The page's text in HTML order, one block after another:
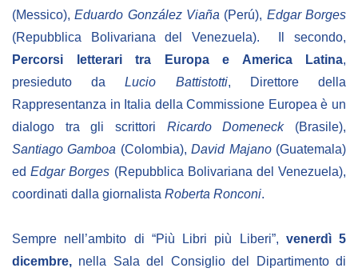
(Messico),Eduardo González Viaña (Perú), Edgar Borges
(Repubblica Bolivariana del Venezuela). Il secondo,
Percorsi letterari tra Europa e America Latina,
presieduto daLucio Battistotti, Direttore della
Rappresentanza in Italia della Commissione Europea è un
dialogo tra gli scrittori Ricardo Domeneck(Brasile),
Santiago Gamboa (Colombia),David Majano(Guatemala)
edEdgar Borges (Repubblica Bolivariana del Venezuela),
coordinati dalla giornalista Roberta Ronconi.
Sempre nell’ambito di “Più Libri più Liberi”, venerdì 5
dicembre, nella Sala del Consiglio del Dipartimento di